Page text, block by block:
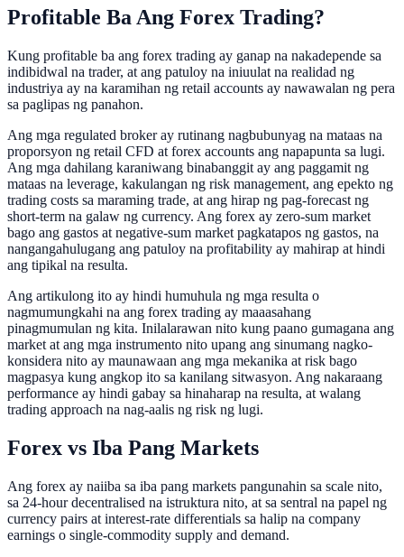
Profitable Ba Ang Forex Trading?
Kung profitable ba ang forex trading ay ganap na nakadepende sa
indibidwal na trader, at ang patuloy na iniuulat na realidad ng
industriya ay na karamihan ng retail accounts ay nawawalan ng pera
sa paglipas ng panahon.
Ang mga regulated broker ay rutinang nagbubunyag na mataas na
proporsyon ng retail CFD at forex accounts ang napapunta sa lugi.
Ang mga dahilang karaniwang binabanggit ay ang paggamit ng
mataas na leverage, kakulangan ng risk management, ang epekto ng
trading costs sa maraming trade, at ang hirap ng pag-forecast ng
short-term na galaw ng currency. Ang forex ay zero-sum market
bago ang gastos at negative-sum market pagkatapos ng gastos, na
nangangahulugang ang patuloy na profitability ay mahirap at hindi
ang tipikal na resulta.
Ang artikulong ito ay hindi humuhula ng mga resulta o
nagmumungkahi na ang forex trading ay maaasahang
pinagmumulan ng kita. Inilalarawan nito kung paano gumagana ang
market at ang mga instrumento nito upang ang sinumang nagko-
konsidera nito ay maunawaan ang mga mekanika at risk bago
magpasya kung angkop ito sa kanilang sitwasyon. Ang nakaraang
performance ay hindi gabay sa hinaharap na resulta, at walang
trading approach na nag-aalis ng risk ng lugi.
Forex vs Iba Pang Markets
Ang forex ay naiiba sa iba pang markets pangunahin sa scale nito,
sa 24-hour decentralised na istruktura nito, at sa sentral na papel ng
currency pairs at interest-rate differentials sa halip na company
earnings o single-commodity supply and demand.